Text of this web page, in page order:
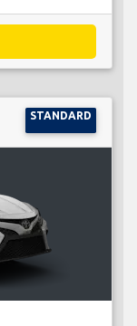
STANDARD